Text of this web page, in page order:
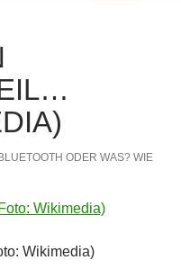
ODER WAS? WIE
Wikimedia)